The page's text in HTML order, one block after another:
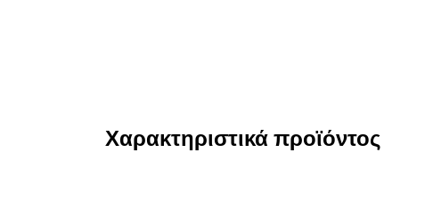
Χαρακτηριστικά προϊόντος